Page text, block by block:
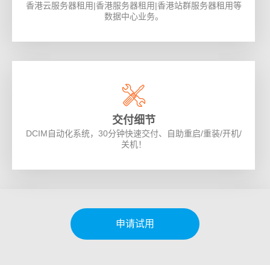
香港云服务器租用|香港服务器租用|香港站群服务器租用等
数据中心业务。
交付细节
DCIM自动化系统，30分钟快速交付、自助重启/重装/开机/
关机！
申请试用